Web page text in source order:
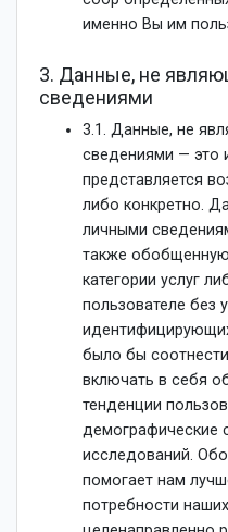
именно Вы им
3. Данные, не
сведениями
3.1. Данные, не
сведениями — это
представляется
либо конкретно.
личными
также
категории услуг
пользователе без
было бы
включать в себя
тенденции
демографические
исследований.
помогает нам
потребности